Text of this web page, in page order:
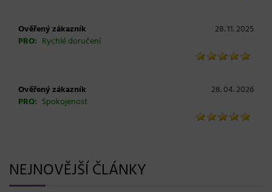
Ověřený zákazník
28. 11. 2025
PRO: Rychlé doručení
Ověřený zákazník
28. 04. 2026
PRO: Spokojenost
NEJNOVĚJŠÍ ČLÁNKY